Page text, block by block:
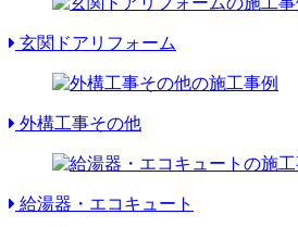
玄関ドアリフォーム
外構工事その他
給湯器・エコキュート